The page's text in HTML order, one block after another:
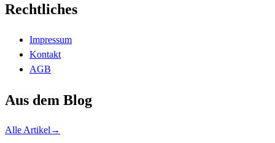
Rechtliches
Impressum
Kontakt
AGB
Aus dem Blog
Alle Artikel→